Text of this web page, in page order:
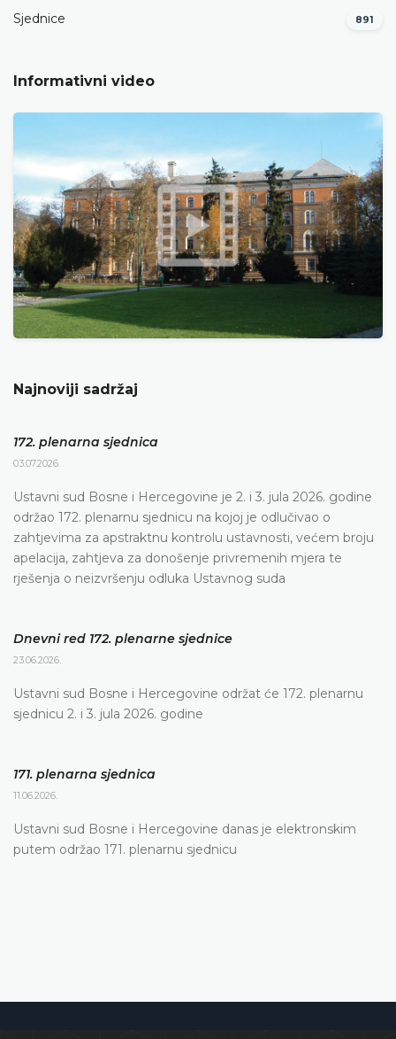
Sjednice 891
Informativni video
Najnoviji sadržaj
172. plenarna sjednica
03.07.2026.
Ustavni sud Bosne i Hercegovine je 2. i 3. jula 2026. godine
održao 172. plenarnu sjednicu na kojoj je odlučivao o
zahtjevima za apstraktnu kontrolu ustavnosti, većem broju
apelacija, zahtjeva za donošenje privremenih mjera te
rješenja o neizvršenju odluka Ustavnog suda
Dnevni red 172. plenarne sjednice
23.06.2026.
Ustavni sud Bosne i Hercegovine održat će 172. plenarnu
sjednicu 2. i 3. jula 2026. godine
171. plenarna sjednica
11.06.2026.
Ustavni sud Bosne i Hercegovine danas je elektronskim
putem održao 171. plenarnu sjednicu